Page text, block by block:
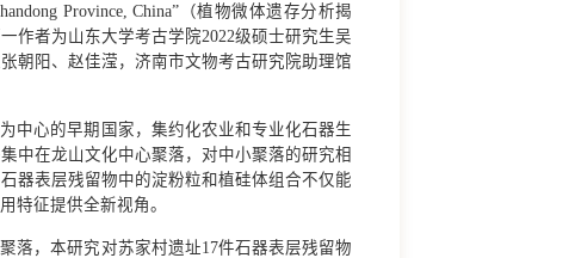
Province, China”（植物微体遗存分析揭
作者为山东大学考古学院2022级硕士研究生吴
朝阳、赵佳滢，济南市文物考古研究院助理馆
中心的早期国家，集约化农业和专业化石器生
中在龙山文化中心聚落，对中小聚落的研究相
器表层残留物中的淀粉粒和植硅体组合不仅能
特征提供全新视角。
落，本研究对苏家村遗址17件石器表层残留物